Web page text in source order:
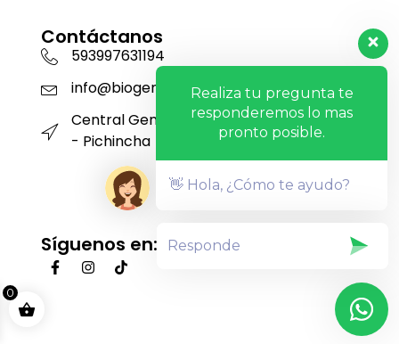
Contáctanos
593997631194
info@biogensa.com.ec
Central Genética San Carlos - Machachi
- Pichincha
Síguenos en:
0
Realiza tu pregunta te
responderemos lo mas
pronto posible.
👋 Hola, ¿Cómo te ayudo?